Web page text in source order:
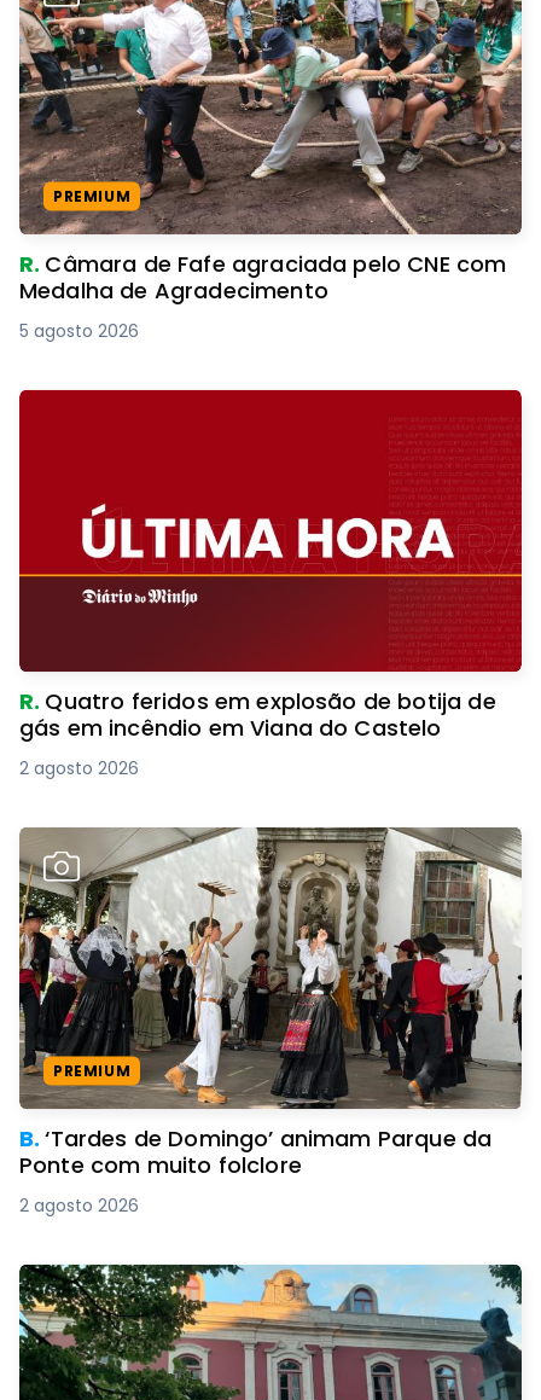
PREMIUM
R. Câmara de Fafe agraciada pelo CNE com
Medalha de Agradecimento
5 agosto 2026
R. Quatro feridos em explosão de botija de
gás em incêndio em Viana do Castelo
2 agosto 2026
PREMIUM
B.‘Tardes de Domingo’ animam Parque da
Ponte com muito folclore
2 agosto 2026